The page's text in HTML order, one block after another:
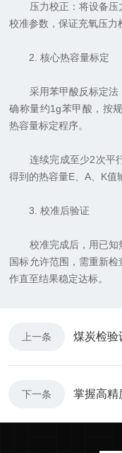
压力校正‌：将设备压
校准参数，保证充氧压力
2. 核心热容量标定
采用苯甲酸反标定法
确称量约1g苯甲酸，按
热容量标定程序。
连续完成至少2次平行
得到的热容量E、A、K值
3. 校准后验证
校准完成后，用已知
国标允许范围，需重新
作直至结果稳定达标。
上一条
下一条